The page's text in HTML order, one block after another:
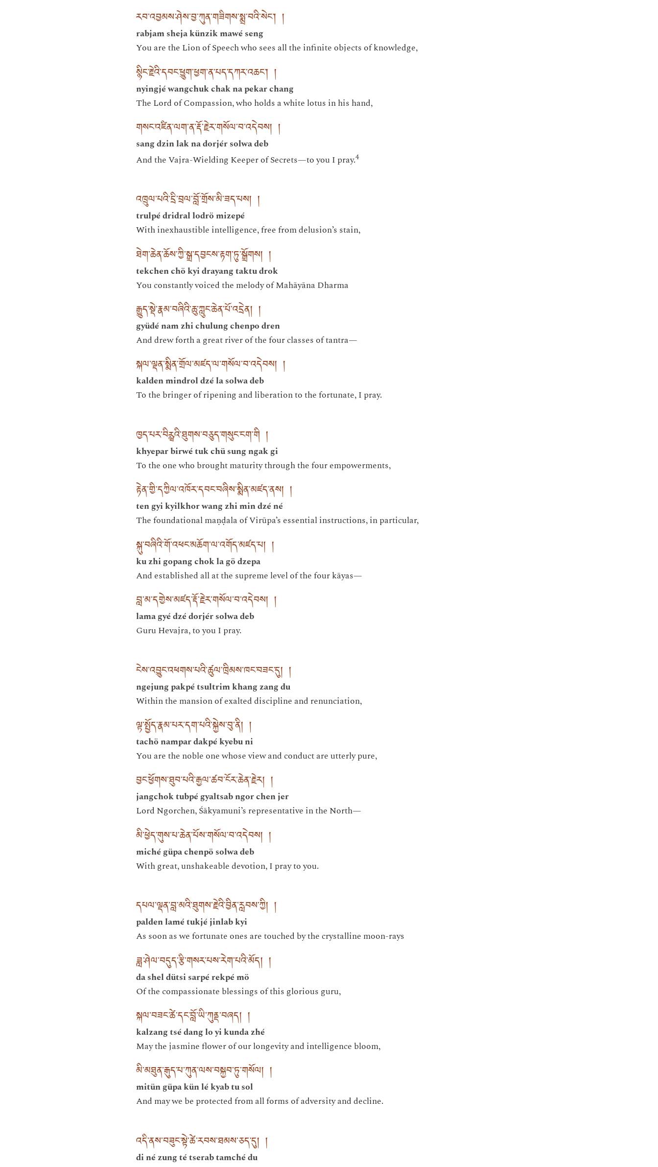
རབ་འབྱམས་ཤེས་བྱ་ཀུན་གཟིགས་སྨྲ་བའི་སེང་། །
rabjam sheja künzik mawé seng
You are the Lion of Speech who sees all the infinite objects of knowledge,
སྙིང་རྗེའི་དབང་ཕྱུག་ཕྱག་ན་པད་དཀར་འཆང་། །
nyingjé wangchuk chak na pekar chang
The Lord of Compassion, who holds a white lotus in his hand,
གསང་འཛིན་ལག་ན་རྡོ་རྗེར་གསོལ་བ་འདེབས། །
sang dzin lak na dorjér solwa deb
And the Vajra-Wielding Keeper of Secrets—to you I pray.4
འཁྲུལ་པའི་དྲི་བྲལ་བློ་གྲོས་མི་ཟད་པས། །
trulpé dridral lodrö mizepé
With inexhaustible intelligence, free from delusion’s stain,
ཐེག་ཆེན་ཆོས་ཀྱི་སྒྲ་དབྱངས་རྟག་ཏུ་སྒྲོགས། །
tekchen chö kyi drayang taktu drok
You constantly voiced the melody of Mahāyāna Dharma
རྒྱུད་སྡེ་རྣམ་བཞིའི་ཆུ་ཀླུང་ཆེན་པོ་འདྲེན། །
gyüdé nam zhi chulung chenpo dren
And drew forth a great river of the four classes of tantra—
སྐལ་ལྡན་སྨིན་གྲོལ་མཛད་ལ་གསོལ་བ་འདེབས། །
kalden mindrol dzé la solwa deb
To the bringer of ripening and liberation to the fortunate, I pray.
ཁྱད་པར་བིཪྺའི་ཐུགས་བཅུད་གསུང་ངག་གི །
khyepar birwé tuk chü sung ngak gi
To the one who brought maturity through the four empowerments,
རྟེན་གྱི་དཀྱིལ་འཁོར་དབང་བཞིས་སྨིན་མཛད་ནས། །
ten gyi kyilkhor wang zhi min dzé né
The foundational maṇḍala of Virūpa’s essential instructions, in particular,
སྐུ་བཞིའི་གོ་འཕང་མཆོག་ལ་འགོད་མཛད་པ། །
ku zhi gopang chok la gö dzepa
And established all at the supreme level of the four kāyas—
བླ་མ་དགྱེས་མཛད་རྡོ་རྗེར་གསོལ་བ་འདེབས། །
lama gyé dzé dorjér solwa deb
Guru Hevajra, to you I pray.
ངེས་འབྱུང་འཕགས་པའི་ཚུལ་ཁྲིམས་ཁང་བཟང་དུ། །
ngejung pakpé tsultrim khang zang du
Within the mansion of exalted discipline and renunciation,
ལྟ་སྤྱོད་རྣམ་པར་དག་པའི་སྐྱེས་བུ་ནི། །
tachö nampar dakpé kyebu ni
You are the noble one whose view and conduct are utterly pure,
བྱང་ཕྱོགས་ཐུབ་པའི་རྒྱལ་ཚབ་ངོར་ཆེན་རྗེར། །
jangchok tubpé gyaltsab ngor chen jer
Lord Ngorchen, Śākyamuni’s representative in the North—
མི་ཕྱེད་གུས་པ་ཆེན་པོས་གསོལ་བ་འདེབས། །
miché güpa chenpö solwa deb
With great, unshakeable devotion, I pray to you.
དཔལ་ལྡན་བླ་མའི་ཐུགས་རྗེའི་བྱིན་རླབས་ཀྱི། །
palden lamé tukjé jinlab kyi
As soon as we fortunate ones are touched by the crystalline moon-rays
ཟླ་ཤེལ་བདུད་རྩི་གསར་པས་རེག་པའི་མོད། །
da shel dütsi sarpé rekpé mö
Of the compassionate blessings of this glorious guru,
སྐལ་བཟང་ཚེ་དང་བློ་ཡི་ཀུནྡ་བཞད། །
kalzang tsé dang lo yi kunda zhé
May the jasmine flower of our longevity and intelligence bloom,
མི་མཐུན་རྒུད་པ་ཀུན་ལས་བསྐྱབ་ཏུ་གསོལ། །
mitün güpa kün lé kyab tu sol
And may we be protected from all forms of adversity and decline.
འདི་ནས་བཟུང་སྟེ་ཚེ་རབས་ཐམས་ཅད་དུ། །
di né zung té tserab tamché du